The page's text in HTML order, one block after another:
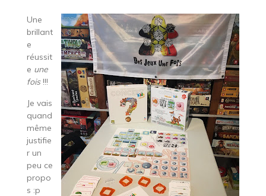
Une
brillant
e
réussit
e une
fois !!!
Je vais
quand
même
justifie
r un
peu ce
propo
s :p